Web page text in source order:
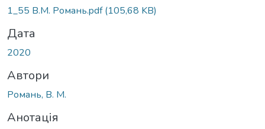
1_55 В.М. Романь.pdf(105,68 KB)
Дата
2020
Автори
Романь, B. М.
Анотація